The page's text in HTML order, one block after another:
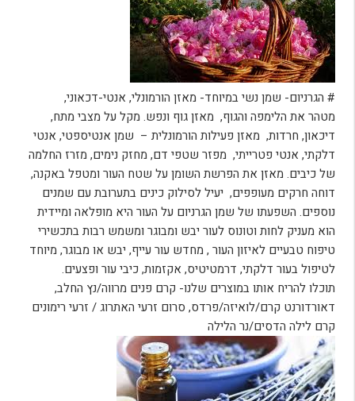
# הגרניום- שמן נשי במיוחד- מאזן הורמונלי, אנטי-דכאוני,
מטהר את הלימפה והגוף, מאזן גוף ונפש. מקל על מצבי מתח,
דיכאון, חרדות, מאזן פעילות הורמונלית – שמן אנטיספטי, אנטי
דלקתי, אנטי פטרייתי, מפזר שטפי דם, מחזק נימים, מזרז החלמה
של כיבים. מאזן את הפרשת השומן על שטח העור ומטפל באקנה,
דוחה חרקים מעופפים, יעיל לסילוק כינים בתערובת עם שמנים
נוספים. השפעתו של שמן הגרניום על העור היא מופלאה ומיידית
הוא מעניק לחות וטונוס לעור יבש ומבוגר ומשמש רבות בתכשירי
טיפוח טבעיים לאיזון העור , מחדש עור עייף, יבש או מבוגר, מיוחד
לטיפול בעור דלקתי, דרמטיטיס, אקזמות, כיבי עור ופצעים.
תוכלו להריח אותו במוצרים שלנו- קרם פנים מרווה/נץ החלב,
דאורדורנט קרם/לואיזה/פרדס, סרום זרעי האתרוג / זרעי רימונים
קרם לילה הדסים/נר הלילה